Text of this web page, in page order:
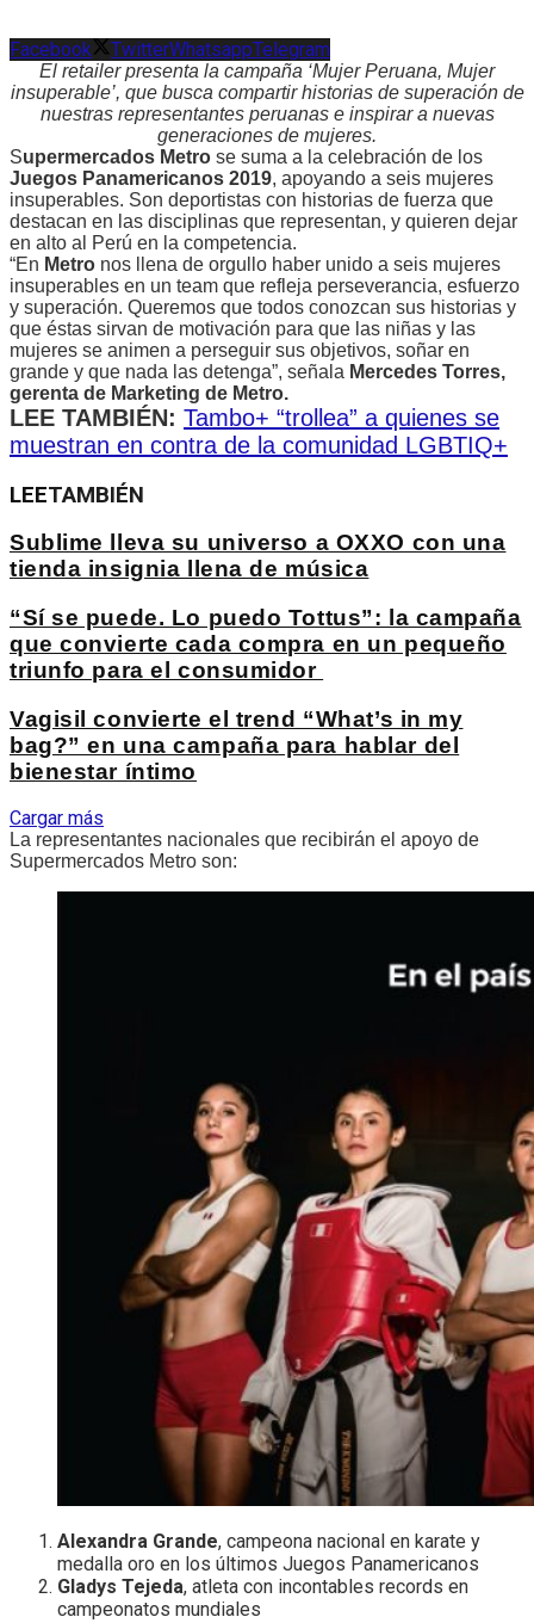
Facebook TwitterWhatsappTelegram
El retailer presenta la campaña ‘Mujer Peruana, Mujer
insuperable’, que busca compartir historias de superación de
nuestras representantes peruanas e inspirar a nuevas
generaciones de mujeres.
Supermercados Metro se suma a la celebración de los
Juegos Panamericanos 2019, apoyando a seis mujeres
insuperables. Son deportistas con historias de fuerza que
destacan en las disciplinas que representan, y quieren dejar
en alto al Perú en la competencia.
“En Metro nos llena de orgullo haber unido a seis mujeres
insuperables en un team que refleja perseverancia, esfuerzo
y superación. Queremos que todos conozcan sus historias y
que éstas sirvan de motivación para que las niñas y las
mujeres se animen a perseguir sus objetivos, soñar en
grande y que nada las detenga”, señala Mercedes Torres,
gerenta de Marketing de Metro.
LEE TAMBIÉN: Tambo+ “trollea” a quienes se
muestran en contra de la comunidad LGBTIQ+
LEETAMBIÉN
Sublime lleva su universo a OXXO con una
tienda insignia llena de música
“Sí se puede. Lo puedo Tottus”: la campaña
que convierte cada compra en un pequeño
triunfo para el consumidor
Vagisil convierte el trend “What’s in my
bag?” en una campaña para hablar del
bienestar íntimo
Cargar más
La representantes nacionales que recibirán el apoyo de
Supermercados Metro son:
Alexandra Grande, campeona nacional en karate y
medalla oro en los últimos Juegos Panamericanos
Gladys Tejeda, atleta con incontables records en
campeonatos mundiales